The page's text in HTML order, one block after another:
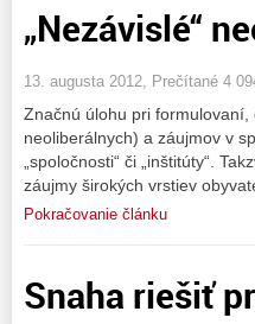
„Nezávislé“
13. augusta 2012, Prečítané 4
Značnú úlohu pri
neoliberálnych) a záujmov v
„spoločnosti“ či „inštitúty“.
záujmy širokých vrstiev
Pokračovanie článku
Snaha riešiť